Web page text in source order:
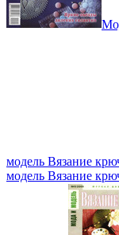
модель Вязание
модель Вязание